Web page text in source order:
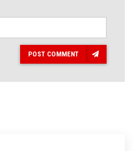
POST COMMENT